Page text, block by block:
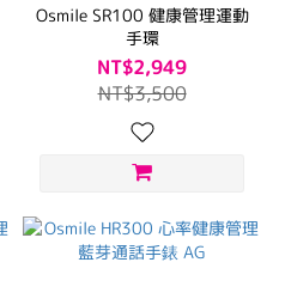
Osmile SR100 健康管理運動
手環
NT$2,949
NT$3,500